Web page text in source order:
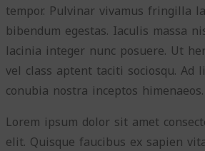
tempor. Pulvinar vivamus fringilla
bibendum egestas. Iaculis massa
lacinia integer nunc posuere. Ut
vel class aptent taciti sociosqu. Ad
conubia nostra inceptos himenaeos.
Lorem ipsum dolor sit amet
elit. Quisque faucibus ex sapien